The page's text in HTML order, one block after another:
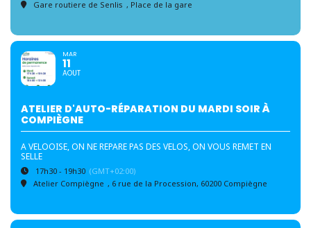
Gare routiere de Senlis , Place de la gare
MAR
11
AOUT
ATELIER D'AUTO-RÉPARATION DU MARDI SOIR À
COMPIÈGNE
A VELOOISE, ON NE REPARE PAS DES VELOS, ON VOUS REMET EN
SELLE
17h30 - 19h30 (GMT+02:00)
Atelier Compiègne , 6 rue de la Procession, 60200 Compiègne